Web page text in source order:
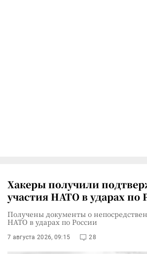
Хакеры получили
участия НАТО в ударах по
Получены документы о
НАТО в ударах по России
7 августа 2026, 09:15 28